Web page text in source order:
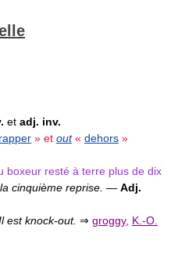
et adj. inv.
» et out« dehors »
boxeur resté à terre plus de dix
cinquième reprise. — Adj.
est knock-out. ⇒ groggy, K.-O.